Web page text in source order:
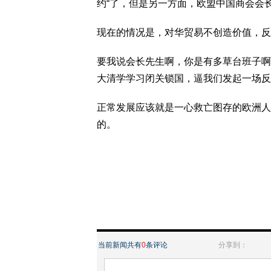
约“了，但是另一方面，欧盟中国商会会
现在的情况是，对华贸易不创造价值，
要我说会长先生啊，你是有多草台班子
大清学学习闭关锁国，逼我们发起一场
正常发展应该就是一心救亡图存的欧洲
的。
当前新闻共有0条评论 分享到：